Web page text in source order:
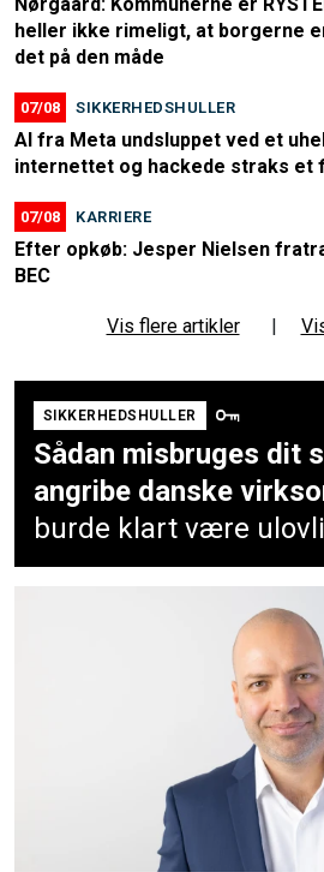
heller ikke rimeligt, at borgerne
det på den måde
07/08 SIKKERHEDSHULLER
AI fra Meta undsluppet ved et
internettet og hackede straks et
07/08 KARRIERE
Efter opkøb: Jesper Nielsen
BEC
Vis flere artikler |
SIKKERHEDSHULLER
Sådan misbruges dit
angribe danske
burde klart være